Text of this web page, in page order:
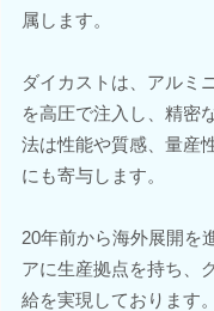
属します。
ダイカストは、アルミ
を高圧で注入し、精密
法は性能や質感、量産
にも寄与します。
20年前から海外展開を
アに生産拠点を持ち、
給を実現しております。